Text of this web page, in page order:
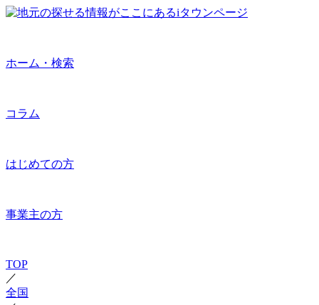
ホーム・検索
コラム
はじめての方
事業主の方
TOP
／
全国